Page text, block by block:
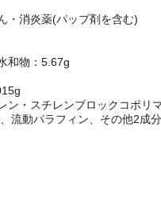
・消炎薬(パップ剤を含む)
和物：5.67g
ン・スチレンブロックコポリ
流動パラフィン、その他2成分